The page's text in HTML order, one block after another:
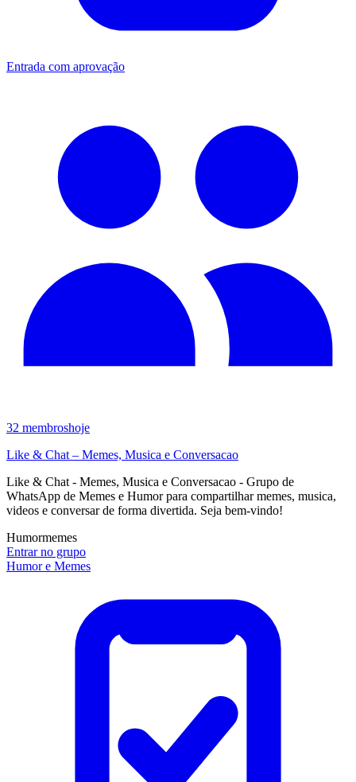
Entrada com aprovação
32 membroshoje
Like & Chat – Memes, Musica e Conversacao
Like & Chat - Memes, Musica e Conversacao - Grupo de
WhatsApp de Memes e Humor para compartilhar memes, musica,
videos e conversar de forma divertida. Seja bem-vindo!
Humormemes
Entrar no grupo
Humor e Memes